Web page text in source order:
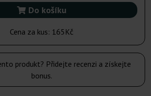
Do košíku
Cena za kus: 165Kč
produkt? Přidejte recenzi a získejte
bonus.